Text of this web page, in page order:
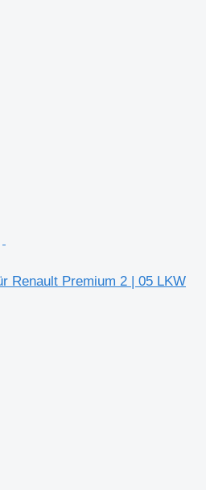
Renault Premium 2 | 05 LKW